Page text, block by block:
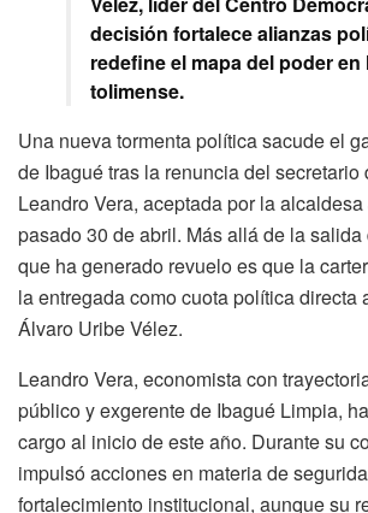
decisión fortalece alianzas
redefine el mapa del poder en
tolimense.
Una nueva tormenta política sacude el
de Ibagué tras la renuncia del secretario
Leandro Vera, aceptada por la
pasado 30 de abril. Más allá de la
que ha generado revuelo es que la
la entregada como cuota política directa
Álvaro Uribe Vélez.
Leandro Vera, economista con
público y exgerente de Ibagué Limpia,
cargo al inicio de este año. Durante su
impulsó acciones en materia de
fortalecimiento institucional, aunque su